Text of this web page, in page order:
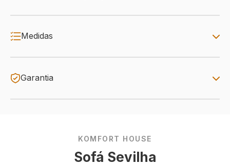
Medidas
Garantia
KOMFORT HOUSE
Sofá Sevilha